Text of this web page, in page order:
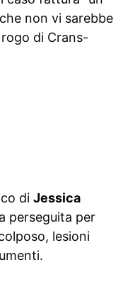
non vi sarebbe
di Crans-
di Jessica
perseguita per
lesioni